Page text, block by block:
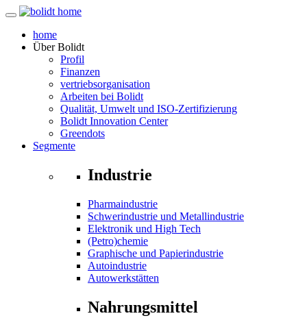
home
ÜberBolidt
Profil
Finanzen
vertriebsorganisation
Arbeiten bei Bolidt
Qualität, Umwelt und ISO-Zertifizierung
Bolidt Innovation Center
Greendots
Segmente
Industrie
Pharmaindustrie
Schwerindustrie und Metallindustrie
Elektronik und High Tech
(Petro)chemie
Graphische und Papierindustrie
Autoindustrie
Autowerkstätten
Nahrungsmittel